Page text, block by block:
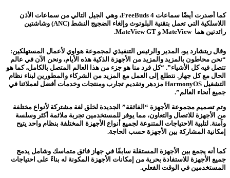
كما أصدرت أيضًا سماعات FreeBuds 4، وهي الجيل التالي من سماعات الأذن
اللاسلكية التي تعمل بتقنية البلوتوث وإلغاء الضجيج النشط (ANC) وشاشتين
رائدتين هما MateView و MateView GT.
وقال ريتشارد يو، المدير والرئيس التنفيذي لمجموعة هواوي لأعمال المستهلكين:
“نحن محاطون بالمزيد والمزيد من الأجهزة الذكية هذه الأيام، ونحن الآن في عالم
تتصل فيه كل الأشياء”. “كل فرد منا هو جزء من هذا العالم المتصل بالكامل، كما هو
الحال مع كل جهاز. نتطلع إلى العمل مع المزيد من الشركاء والمطورين لبناء نظام
التشغيل HarmonyOS مزدهر وتقديم تجارب ومنتجات وخدمات أفضل لعملائنا في
جميع أنحاء العالم”.
وتم تصميم مجموعة الأجهزة “الفائقة” الجديدة لخلق لغة مشتركة لأنواع مختلفة
من الأجهزة للاتصال والتعاون، مما يوفر للمستخدمين تجربة ملائمة أكثر وسلسة
وآمنة. لتلبية الاحتياجات المتنوعة لجميع أنواع الأجهزة المختلفة بنظام واحد يتيح
إمكانية المشاركة بين الأجهزة حسب الحاجة.
كما أنه يجمع بين الأجهزة المستقلة سابقًا في جهاز فائق متماسك وشامل يدمج
جميع الأجهزة للاستفادة بحرية من إمكانات الأجهزة المكونة له بناءً على احتياجات
المستخدمين في الوقت الفعلي.